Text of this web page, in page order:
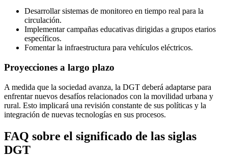
Desarrollar sistemas de monitoreo en tiempo real para la
circulación.
Implementar campañas educativas dirigidas a grupos etarios
específicos.
Fomentar la infraestructura para vehículos eléctricos.
Proyecciones a largo plazo
A medida que la sociedad avanza, la DGT deberá adaptarse para
enfrentar nuevos desafíos relacionados con la movilidad urbana y
rural. Esto implicará una revisión constante de sus políticas y la
integración de nuevas tecnologías en sus procesos.
FAQ sobre el significado de las siglas
DGT